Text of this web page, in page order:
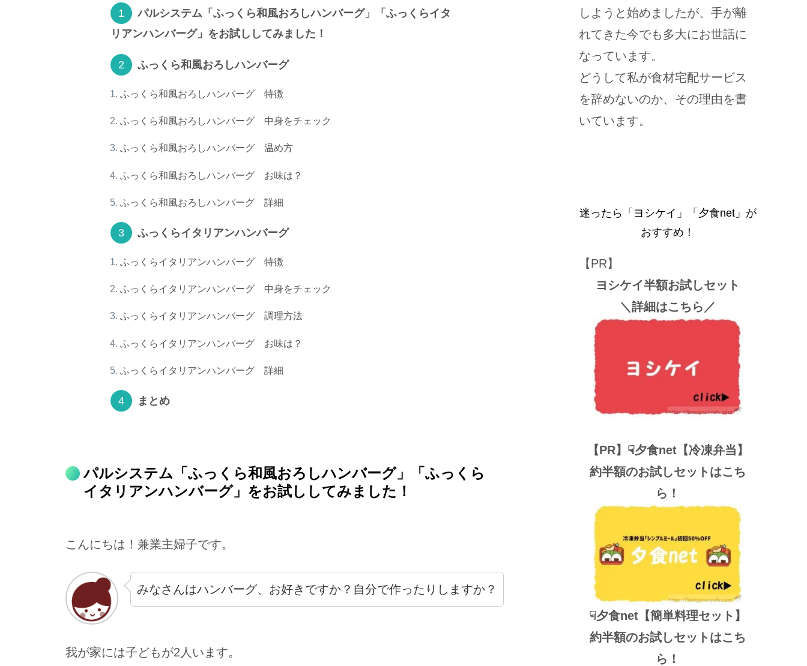
パルシステム「ふっくら和風おろしハンバーグ」「ふっくらイタ
リアンハンバーグ」をお試ししてみました！
ふっくら和風おろしハンバーグ
ふっくら和風おろしハンバーグ 特徴
ふっくら和風おろしハンバーグ 中身をチェック
ふっくら和風おろしハンバーグ 温め方
ふっくら和風おろしハンバーグ お味は？
ふっくら和風おろしハンバーグ 詳細
ふっくらイタリアンハンバーグ
ふっくらイタリアンハンバーグ 特徴
ふっくらイタリアンハンバーグ 中身をチェック
ふっくらイタリアンハンバーグ 調理方法
ふっくらイタリアンハンバーグ お味は？
ふっくらイタリアンハンバーグ 詳細
まとめ
パルシステム「ふっくら和風おろしハンバーグ」「ふっくら
イタリアンハンバーグ」をお試ししてみました！
こんにちは！兼業主婦子です。
みなさんはハンバーグ、お好きですか？自分で作ったりしますか？
我が家には子どもが2人います。
しようと始めましたが、手が離
れてきた今でも多大にお世話に
なっています。
どうして私が食材宅配サービス
を辞めないのか、その理由を書
いています。
迷ったら「ヨシケイ」「夕食net」が
おすすめ！
【PR】
ヨシケイ半額お試しセット
＼詳細はこちら／
【PR】☟夕食net【冷凍弁当】
約半額のお試しセットはこち
ら！
☟夕食net【簡単料理セット】
約半額のお試しセットはこち
ら！